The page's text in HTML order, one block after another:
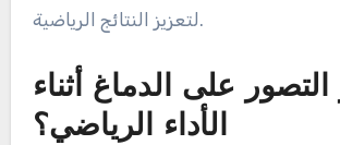
لتعزيز النتائج الرياضية.
على الدماغ أثناء
الأداء الرياضي؟